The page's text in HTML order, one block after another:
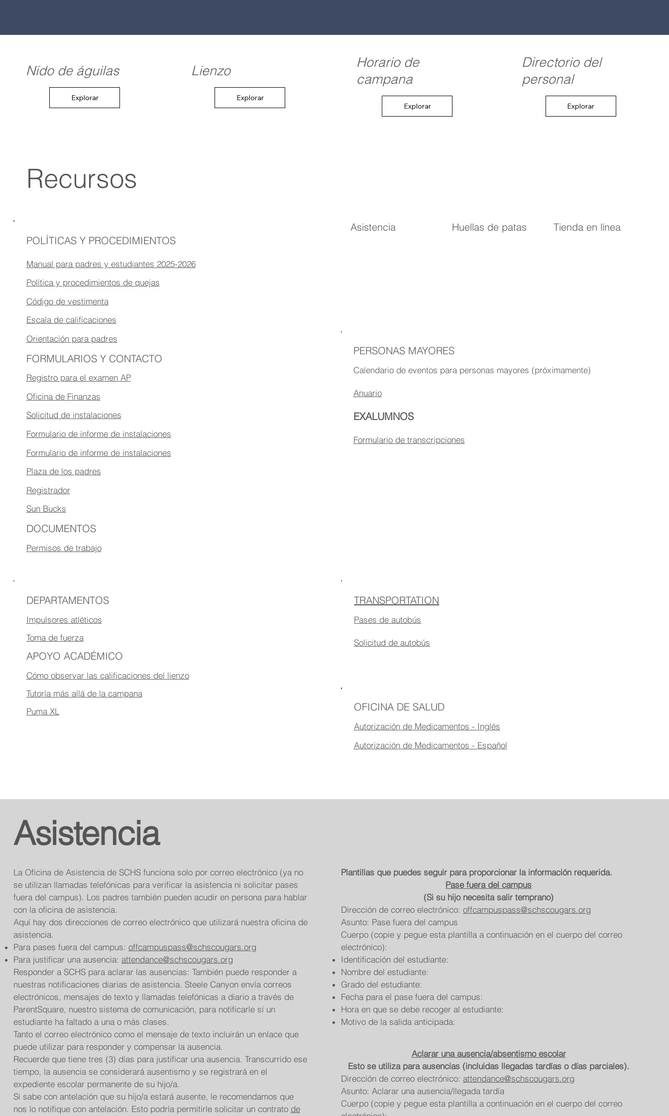
Asistencia
La Oficina de Asistencia de SCHS funciona solo por correo electrónico (ya no
se utilizan llamadas telefónicas para verificar la asistencia ni solicitar pases
fuera del campus). Los padres también pueden acudir en persona para hablar
con la oficina de asistencia.
Aquí hay dos direcciones de correo electrónico que utilizará nuestra oficina de
asistencia.
Para pases fuera del campus: offcampuspass@schscougars.org
Para justificar una ausencia: attendance@schscougars.org
Responder a SCHS para aclarar las ausencias: También puede responder a
nuestras notificaciones diarias de asistencia. Steele Canyon envía correos
electrónicos, mensajes de texto y llamadas telefónicas a diario a través de
ParentSquare, nuestro sistema de comunicación, para notificarle si un
estudiante ha faltado a una o más clases.
Tanto el correo electrónico como el mensaje de texto incluirán un enlace que
puede utilizar para responder y compensar la ausencia.
Recuerde que tiene tres (3) días para justificar una ausencia. Transcurrido ese
tiempo, la ausencia se considerará ausentismo y se registrará en el
expediente escolar permanente de su hijo/a.
Si sabe con antelación que su hijo/a estará ausente, le recomendamos que
nos lo notifique con antelación. Esto podría permitirle solicitar un contrato de
Plantillas que puedes seguir para proporcionar la información requerida.
Pase fuera del campus
(Si su hijo necesita salir temprano)
Dirección de correo electrónico:offcampuspass@schscougars.org
Asunto: Pase fuera del campus
Cuerpo (copie y pegue esta plantilla a continuación en el cuerpo del correo
electrónico):
Identificación del estudiante:
Nombre del estudiante:
Grado del estudiante:
Fecha para el pase fuera del campus:
Hora en que se debe recoger al estudiante:
Motivo de la salida anticipada:
Aclarar una ausencia/absentismo escolar
Esto se utiliza para ausencias (incluidas llegadas tardías o días parciales).
Dirección de correo electrónico: attendance@schscougars.org
Asunto: Aclarar una ausencia/llegada tardía
Cuerpo (copie y pegue esta plantilla a continuación en el cuerpo del correo
Nido de águilas
Explorar
Lienzo
Explorar
Horario de
campana
Explorar
Directorio del
personal
Explorar
Recursos
Asistencia Huellas de patas Tienda en línea
POLÍTICAS Y PROCEDIMIENTOS
Manual para padres y estudiantes 2025-2026
Política y procedimientos de quejas
Código de vestimenta
Escala de calificaciones
Orientación para padres
FORMULARIOS Y CONTACTO
Registro para el examen AP
Oficina de Finanzas
Solicitud de instalaciones
Formulario de informe de instalaciones
Formulario de informe de instalaciones
Plaza de los padres
Registrador
Sun Bucks
DOCUMENTOS
Permisos de trabajo
TRANSPORTATION
Pases de autobús
Solicitud de autobús
PERSONAS MAYORES
Calendario de eventos para personas mayores (próximamente)
Anuario
EXALUMNOS
Formulario de transcripciones
DEPARTAMENTOS
Impulsores atléticos
Toma de fuerza
APOYO ACADÉMICO
Cómo observar las calificaciones del lienzo
Tutoría más allá de la campana
Puma XL
OFICINA DE SALUD
Autorización de Medicamentos - Inglés
Autorización de Medicamentos - Español